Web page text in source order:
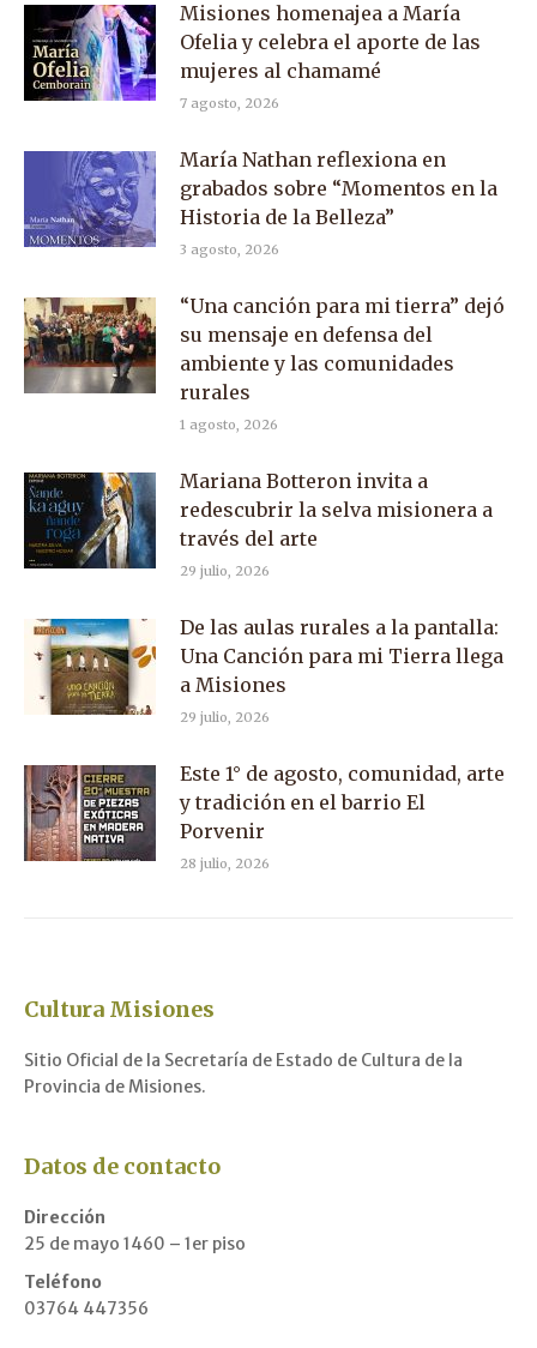
Misiones homenajea a María
Ofelia y celebra el aporte de las
mujeres al chamamé
7 agosto, 2026
María Nathan reflexiona en
grabados sobre “Momentos en la
Historia de la Belleza”
3 agosto, 2026
“Una canción para mi tierra” dejó
su mensaje en defensa del
ambiente y las comunidades
rurales
1 agosto, 2026
Mariana Botteron invita a
redescubrir la selva misionera a
través del arte
29 julio, 2026
De las aulas rurales a la pantalla:
Una Canción para mi Tierra llega
a Misiones
29 julio, 2026
Este 1° de agosto, comunidad, arte
y tradición en el barrio El
Porvenir
28 julio, 2026
Cultura Misiones
Sitio Oficial de la Secretaría de Estado de Cultura de la
Provincia de Misiones.
Datos de contacto
Dirección
25 de mayo 1460 – 1er piso
Teléfono
03764 447356